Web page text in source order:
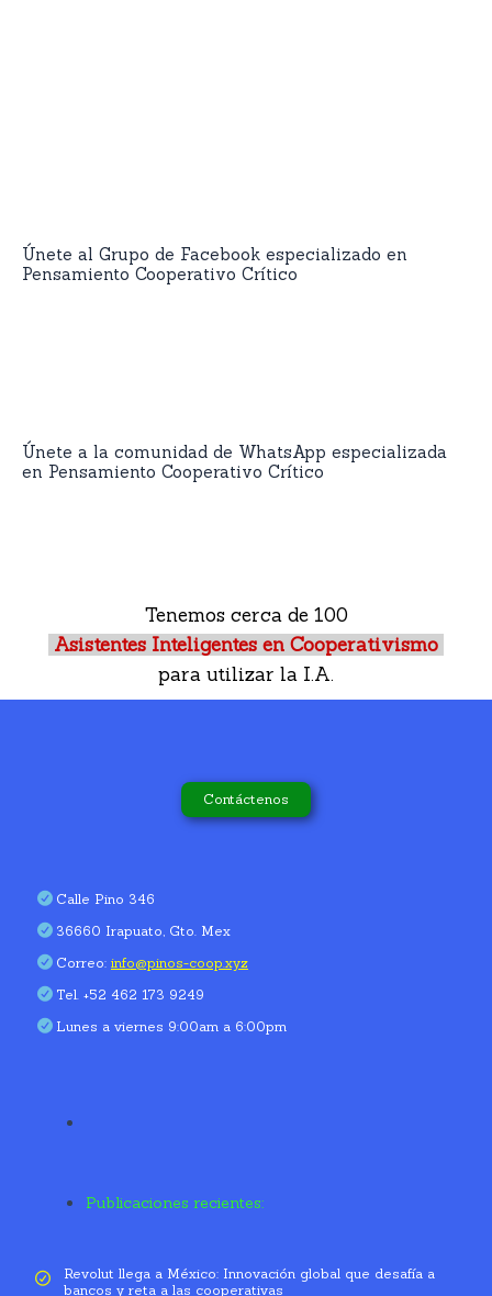
Únete al Grupo de Facebook especializado en
Pensamiento Cooperativo Crítico
Únete a la comunidad de WhatsApp especializada
en Pensamiento Cooperativo Crítico
Tenemos cerca de 100
Asistentes Inteligentes en Cooperativismo
para utilizar la I.A.
Contáctenos
Calle Pino 346
36660 Irapuato, Gto. Mex
Correo: info@pinos-coop.xyz
Tel. +52 462 173 9249
Lunes a viernes 9:00am a 6:00pm
Publicaciones recientes:
Revolut llega a México: Innovación global que desafía a
bancos y reta a las cooperativas